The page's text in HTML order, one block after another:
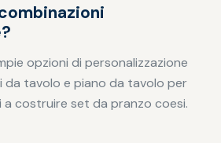
opzioni di personalizzazione
da tavolo e piano da tavolo per
costruire set da pranzo coesi.